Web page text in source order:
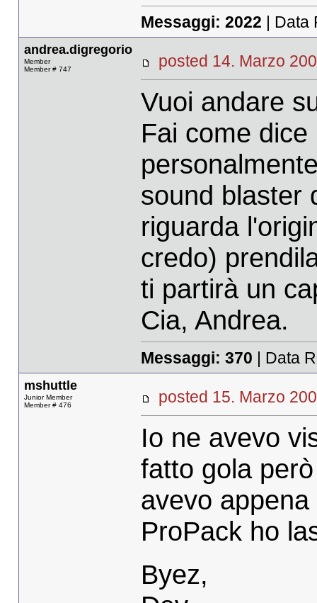
Messaggi: 2022 | Data
andrea.digregorio
Member
Member # 747
posted 14. Marzo
Vuoi andare
Fai come
sound blaster
riguarda
credo)
ti partirà un
Cia, Andrea.
Messaggi: 370 | Data
mshuttle
Junior Member
Member # 476
posted 15. Marzo
Io ne avevo
fatto gola
avevo
ProPack ho
Byez,